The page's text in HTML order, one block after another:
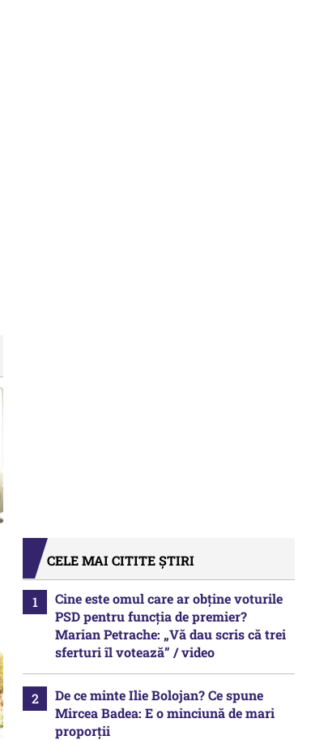
CELE MAI CITITE ȘTIRI
Cine este omul care ar obține voturile
PSD pentru funcția de premier?
Marian Petrache: „Vă dau scris că trei
sferturi îl votează” / video
De ce minte Ilie Bolojan? Ce spune
Mircea Badea: E o minciună de mari
proporții